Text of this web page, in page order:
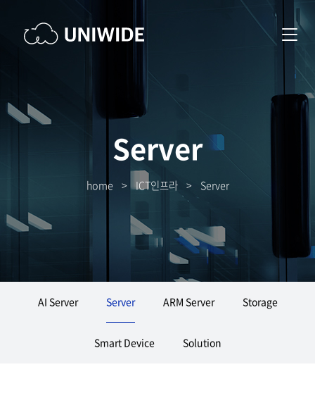
Server
home >ICT인프라> Server
AI Server Server ARM Server Storage
Smart Device Solution